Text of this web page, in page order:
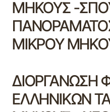
ΜΗΚΟΥΣ -
ΜΙΚΡΟΥ
ΔΙΟΡΓΑΝΩΣΗ
ΕΛΛΗΝΙΚΩΝ